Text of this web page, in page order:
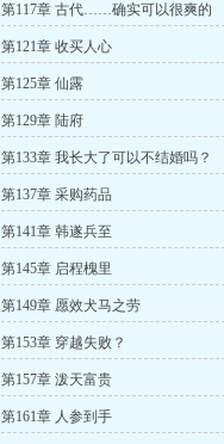
第117章 古代……确实可以很爽的
第121章 收买人心
第125章 仙露
第129章 陆府
第133章 我长大了可以不结婚吗？
第137章 采购药品
第141章 韩遂兵至
第145章 启程槐里
第149章 愿效犬马之劳
第153章 穿越失败？
第157章 泼天富贵
第161章 人参到手